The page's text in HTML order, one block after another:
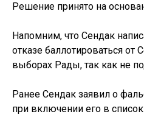
Решение принято на
Напомним, что Сендак
отказе баллотироваться от
выборах Рады, так как не
Ранее Сендак заявил о
при включении его в